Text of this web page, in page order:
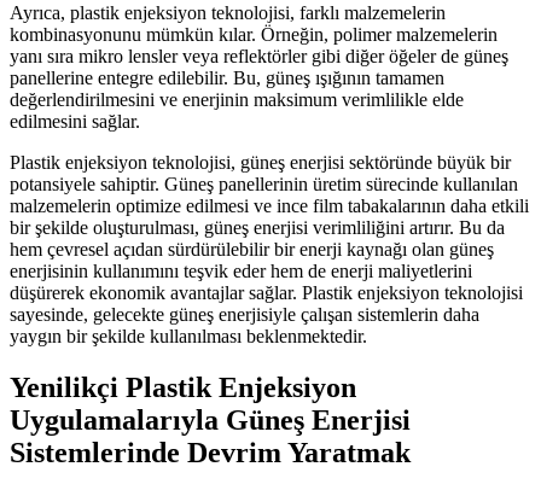
Ayrıca, plastik enjeksiyon teknolojisi, farklı malzemelerin
kombinasyonunu mümkün kılar. Örneğin, polimer malzemelerin
yanı sıra mikro lensler veya reflektörler gibi diğer öğeler de güneş
panellerine entegre edilebilir. Bu, güneş ışığının tamamen
değerlendirilmesini ve enerjinin maksimum verimlilikle elde
edilmesini sağlar.
Plastik enjeksiyon teknolojisi, güneş enerjisi sektöründe büyük bir
potansiyele sahiptir. Güneş panellerinin üretim sürecinde kullanılan
malzemelerin optimize edilmesi ve ince film tabakalarının daha etkili
bir şekilde oluşturulması, güneş enerjisi verimliliğini artırır. Bu da
hem çevresel açıdan sürdürülebilir bir enerji kaynağı olan güneş
enerjisinin kullanımını teşvik eder hem de enerji maliyetlerini
düşürerek ekonomik avantajlar sağlar. Plastik enjeksiyon teknolojisi
sayesinde, gelecekte güneş enerjisiyle çalışan sistemlerin daha
yaygın bir şekilde kullanılması beklenmektedir.
Yenilikçi Plastik Enjeksiyon
Uygulamalarıyla Güneş Enerjisi
Sistemlerinde Devrim Yaratmak